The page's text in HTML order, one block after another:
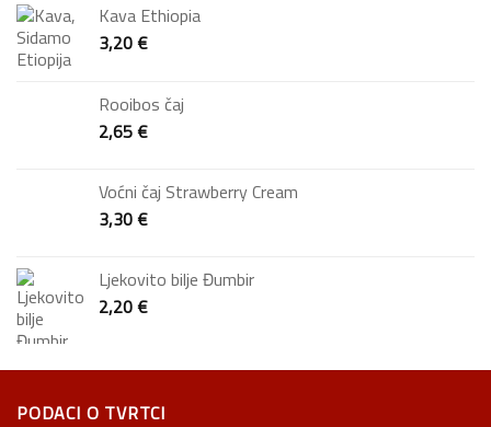
Kava Ethiopia
3,20€
Rooibos čaj
2,65€
Voćni čaj Strawberry Cream
3,30€
Ljekovito bilje Đumbir
2,20€
PODACI O TVRTCI